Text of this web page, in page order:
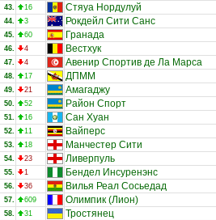
43. 16 Стяуа Нордулуй
44. 3 Рокдейл Сити Санс
45. 60 Гранада
46. 4 Вестхук
47. 4 Авенир Спортив де Ла Марса
48. 17 ДПММ
49. 21 Амагаджу
50. 52 Район Спорт
51. 16 Сан Хуан
52. 11 Вайперс
53. 18 Манчестер Сити
54. 23 Ливерпуль
55. 1 Бендел Инсуренэнс
56. 36 Вилья Реал Сосьедад
57. 609 Олимпик (Лион)
58. 31 Тростянец